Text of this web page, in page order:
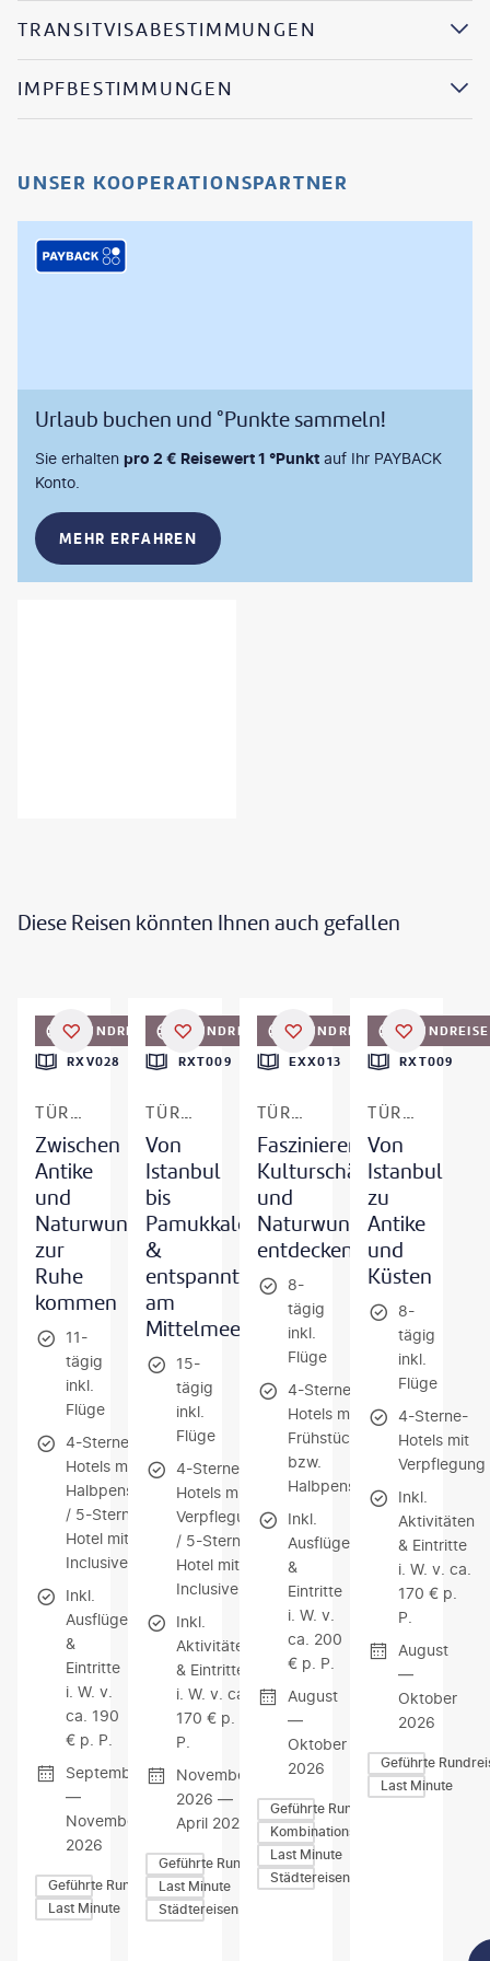
TRANSITVISABESTIMMUNGEN
IMPFBESTIMMUNGEN
UNSER KOOPERATIONSPARTNER
Urlaub buchen und °Punkte sammeln!
Sie erhalten pro 2 € Reisewert 1 °Punkt auf Ihr PAYBACK
Konto.
MEHR ERFAHREN
Diese Reisen könnten Ihnen auch gefallen
RUNDREISE
RXV028
TÜRKEI - ÄGÄIS
Zwischen
Antike
und
Naturwunder
zur
Ruhe
kommen
11-
tägig
inkl.
Flüge
4-Sterne-
Hotels mit
Halbpension
/ 5-Sterne-
Hotel mit All
Inclusive
Inkl.
Ausflüge
&
Eintritte
i. W. v.
ca. 190
€ p. P.
September
—
November
2026
Geführte Rundreisen
Last Minute
RUNDREISE
RXT009
TÜRKEI
Von
Istanbul
bis
Pamukkale
&
entspannt
am
Mittelmeer
15-
tägig
inkl.
Flüge
4-Sterne-
Hotels mit
Verpflegung
/ 5-Sterne-
Hotel mit All
Inclusive
Inkl.
Aktivitäten
& Eintritte
i. W. v. ca.
170 € p.
P.
November
2026 —
April 2027
Geführte Rundreisen
Last Minute
Städtereisen
RUNDREISE
EXX013
TÜRKEI - ISTANBUL & KAPPADOKIEN
Faszinierende
Kulturschätze
und
Naturwunder
entdecken
8-
tägig
inkl.
Flüge
4-Sterne
Hotels mit
Frühstück
bzw.
Halbpension
Inkl.
Ausflüge
&
Eintritte
i. W. v.
ca. 200
€ p. P.
August
—
Oktober
2026
Geführte Rundreisen
Kombinationsreisen
Last Minute
Städtereisen
RUNDREISE
RXT009
TÜRKEI
Von
Istanbul
zu
Antike
und
Küsten
8-
tägig
inkl.
Flüge
4-Sterne-
Hotels mit
Verpflegung
Inkl.
Aktivitäten
& Eintritte
i. W. v. ca.
170 € p.
P.
August
—
Oktober
2026
Geführte
Last Minute